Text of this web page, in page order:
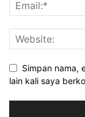
Simpan nama,
lain kali saya